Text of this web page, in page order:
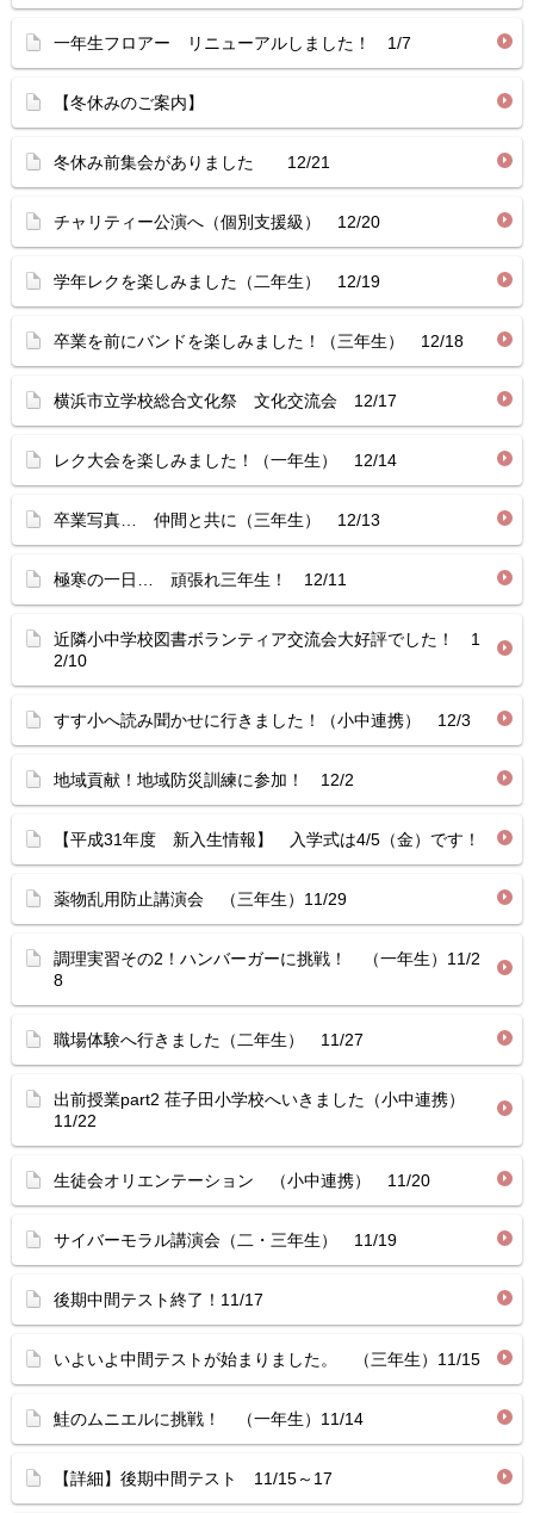
一年生フロアー リニューアルしました！ 1/7
【冬休みのご案内】
冬休み前集会がありました 12/21
チャリティー公演へ（個別支援級） 12/20
学年レクを楽しみました（二年生） 12/19
卒業を前にバンドを楽しみました！（三年生） 12/18
横浜市立学校総合文化祭 文化交流会 12/17
レク大会を楽しみました！（一年生） 12/14
卒業写真… 仲間と共に（三年生） 12/13
極寒の一日… 頑張れ三年生！ 12/11
近隣小中学校図書ボランティア交流会大好評でした！ 1
2/10
すす小へ読み聞かせに行きました！（小中連携） 12/3
地域貢献！地域防災訓練に参加！ 12/2
【平成31年度 新入生情報】 入学式は4/5（金）です！
薬物乱用防止講演会 （三年生）11/29
調理実習その2！ハンバーガーに挑戦！ （一年生）11/2
8
職場体験へ行きました（二年生） 11/27
出前授業part2 荏子田小学校へいきました（小中連携）
11/22
生徒会オリエンテーション （小中連携） 11/20
サイバーモラル講演会（二・三年生） 11/19
後期中間テスト終了！11/17
いよいよ中間テストが始まりました。 （三年生）11/15
鮭のムニエルに挑戦！ （一年生）11/14
【詳細】後期中間テスト 11/15～17